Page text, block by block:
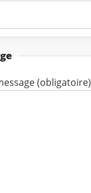
Texte de votre message (obligatoire)